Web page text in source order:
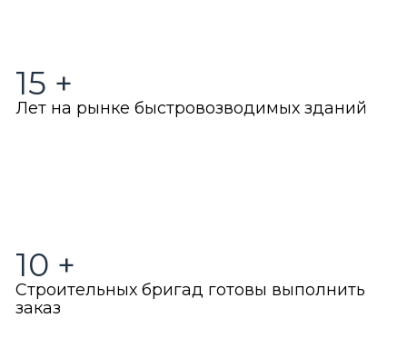
15 +
Лет на рынке быстровозводимых зданий
10 +
Строительных бригад готовы выполнить
заказ